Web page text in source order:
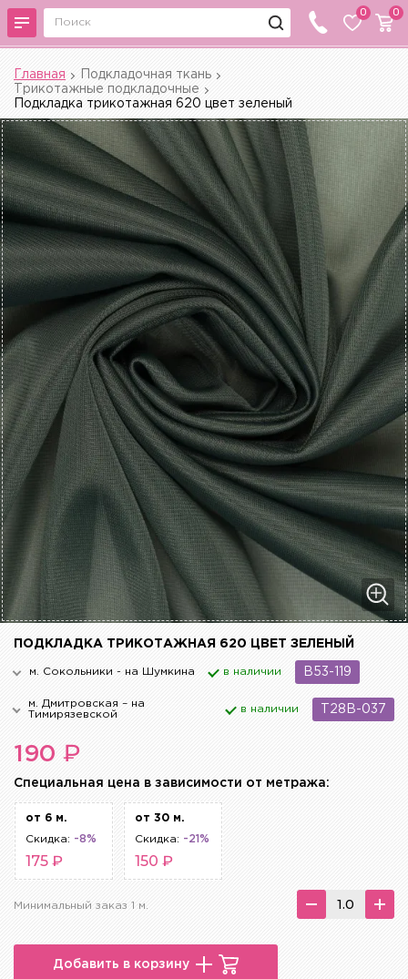
0 0
Главная
Подкладочная ткань
Трикотажные подкладочные
Подкладка трикотажная 620 цвет зеленый
ПОДКЛАДКА ТРИКОТАЖНАЯ 620 ЦВЕТ ЗЕЛЕНЫЙ
м. Сокольники - на Шумкина в наличии B53-119
м. Дмитровская – на
Тимирязевской
в наличии T28B-037
190 ₽
Cпециальная цена в зависимости от метража:
от 6 м.
Скидка: -8%
175 ₽
от 30 м.
Скидка: -21%
150 ₽
Минимальный заказ 1 м.
Добавить в корзину